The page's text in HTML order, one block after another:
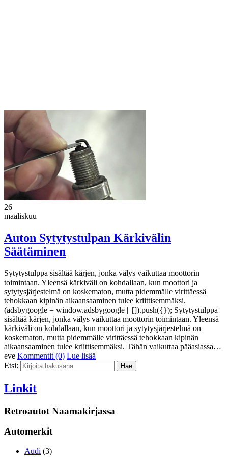
26
maaliskuu
Auton Sytytystulpan Kärkivälin
Säätäminen
Sytytystulppa sisältää kärjen, jonka välys vaikuttaa moottorin
toimintaan. Yleensä kärkiväli on kohdallaan, kun moottori ja
sytytysjärjestelmä on koskematon, mutta pidemmälle virittäessä
tehokkaan kipinän aikaansaaminen tulee kriittisemmäksi.
(adsbygoogle = window.adsbygoogle || []).push({}); Sytytystulppa
sisältää kärjen, jonka välys vaikuttaa moottorin toimintaan. Yleensä
kärkiväli on kohdallaan, kun moottori ja sytytysjärjestelmä on
koskematon, mutta pidemmälle virittäessä tehokkaan kipinän
aikaansaaminen tulee kriittisemmäksi. Tähän vaikuttaa pääasiassa…
eve Kommentit (0) Lue lisää
Etsi:
Linkit
Retroautot Naamakirjassa
Automerkit
Audi (3)